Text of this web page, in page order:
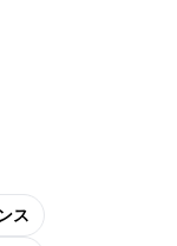
ス